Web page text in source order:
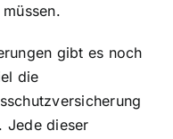
gibt es noch
die
Jede dieser